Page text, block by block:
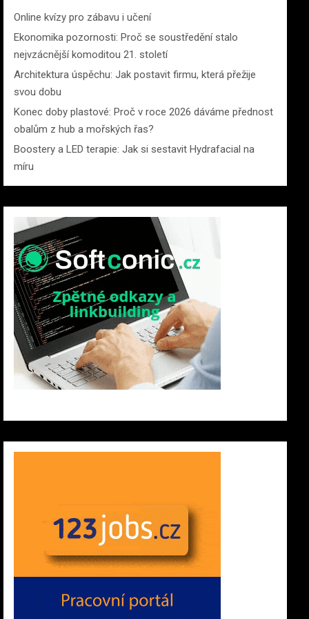
Online kvízy pro zábavu i učení
Ekonomika pozornosti: Proč se soustředění stalo
nejvzácnější komoditou 21. století
Architektura úspěchu: Jak postavit firmu, která přežije
svou dobu
Konec doby plastové: Proč v roce 2026 dáváme přednost
obalům z hub a mořských řas?
Boostery a LED terapie: Jak si sestavit Hydrafacial na
míru